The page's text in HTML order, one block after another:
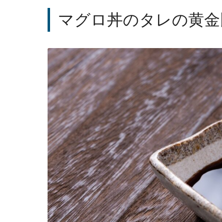
マグロ丼のタレの黄